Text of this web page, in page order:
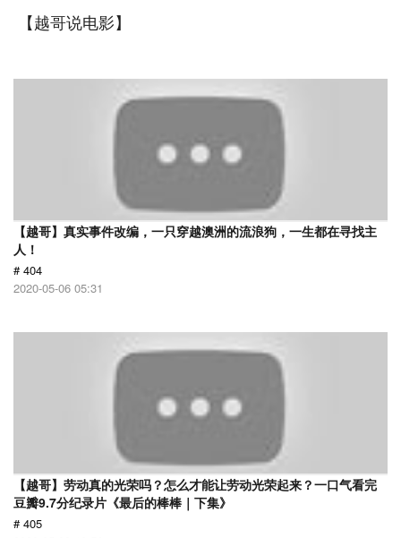
【越哥说电影】
【越哥】真实事件改编，一只穿越澳洲的流浪狗，一生都在寻找主
人！
# 404
2020-05-06 05:31
【越哥】劳动真的光荣吗？怎么才能让劳动光荣起来？一口气看完
豆瓣9.7分纪录片《最后的棒棒｜下集》
# 405